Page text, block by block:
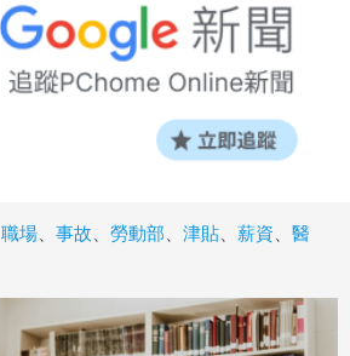
職場 事故 勞動部 津貼 薪資
醫